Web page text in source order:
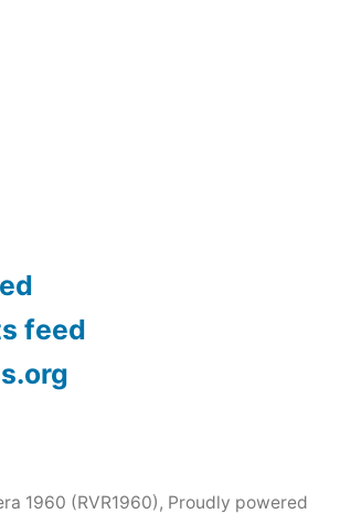
feed
1960 (RVR1960) , Proudly powered